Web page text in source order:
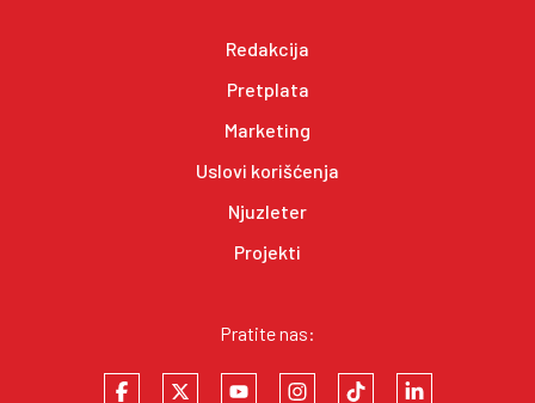
Redakcija
Pretplata
Marketing
Uslovi korišćenja
Njuzleter
Projekti
Pratite nas: